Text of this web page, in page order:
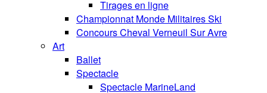
Tirages en ligne
Championnat Monde Militaires Ski
Concours Cheval Verneuil Sur Avre
Art
Ballet
Spectacle
Spectacle MarineLand